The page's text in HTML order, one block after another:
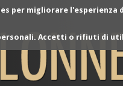
per migliorare
Accetti o rifiuti di